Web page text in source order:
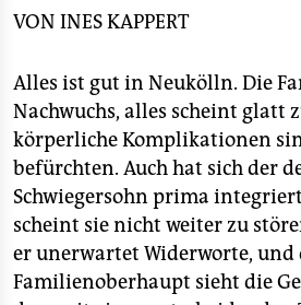
fragen & hilfe
abo
genossenschaft
epaper login
VON INES KAPPERT
Alles ist gut in Neukölln. Die
Nachwuchs, alles scheint glatt
körperliche Komplikationen
befürchten. Auch hat sich der
Schwiegersohn prima
scheint sie nicht weiter zu
er unerwartet Widerworte, und
Familienoberhaupt sieht die